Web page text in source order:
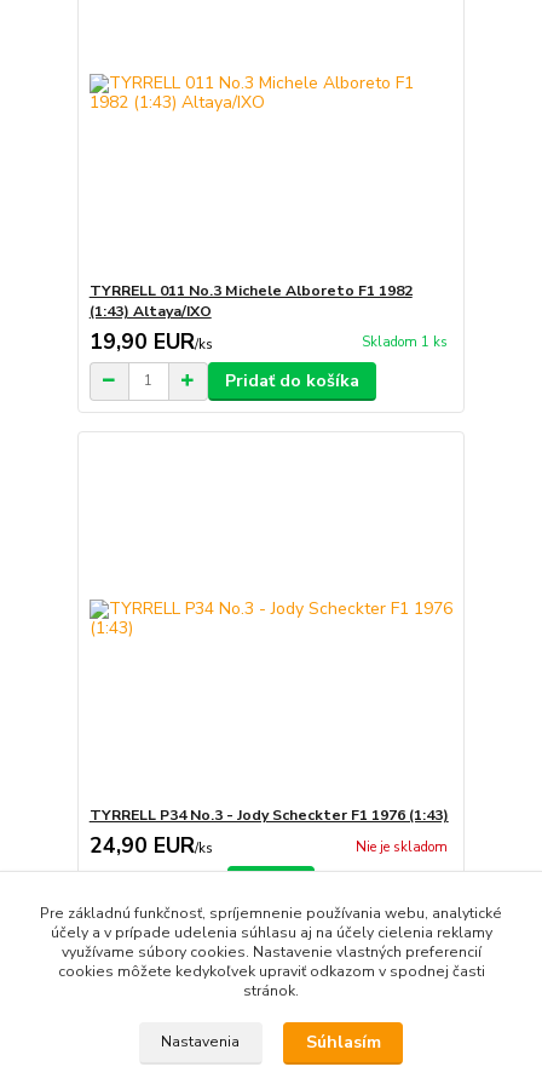
TYRRELL 011 No.3 Michele Alboreto F1 1982
(1:43) Altaya/IXO
19,90 EUR/ks Skladom 1 ks
Pridať do košíka
TYRRELL P34 No.3 - Jody Scheckter F1 1976 (1:43)
24,90 EUR/ks Nie je skladom
strana z 1
Pre základnú funkčnosť, spríjemnenie používania webu, analytické
účely a v prípade udelenia súhlasu aj na účely cielenia reklamy
využívame súbory cookies. Nastavenie vlastných preferencií
cookies môžete kedykoľvek upraviť odkazom v spodnej časti
stránok.
Nastavenia Súhlasím